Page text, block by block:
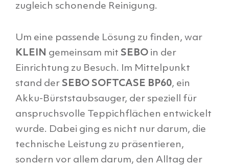
zugleich schonende Reinigung.
Um eine passende Lösung zu finden, war
KLEIN gemeinsam mit SEBO in der
Einrichtung zu Besuch. Im Mittelpunkt
stand der SEBO SOFTCASE BP60, ein
Akku-Bürststaubsauger, der speziell für
anspruchsvolle Teppichflächen entwickelt
wurde. Dabei ging es nicht nur darum, die
technische Leistung zu präsentieren,
sondern vor allem darum, den Alltag der